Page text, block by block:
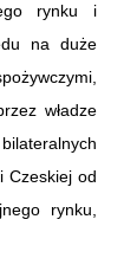
rynku i
na duże
władze
Czeskiej od
rynku,